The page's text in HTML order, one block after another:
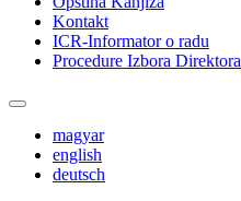
Kontakt
ICR-Informator o radu
Procedure Izbora Direktora
magyar
english
deutsch